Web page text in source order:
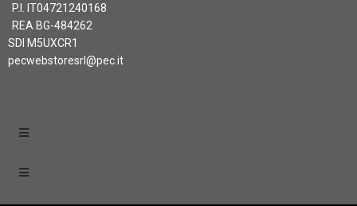
P.I. IT04721240168
REA BG-484262
SDI M5UXCR1
pecwebstoresrl@pec.it